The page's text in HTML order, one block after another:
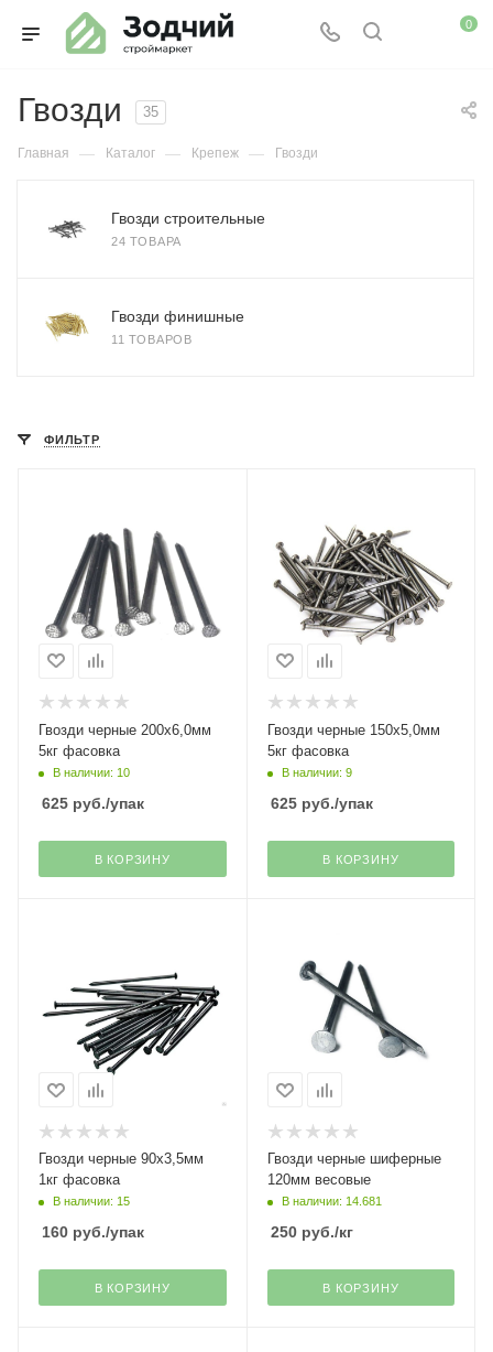
0
Гвозди 35
Главная — Каталог — Крепеж — Гвозди
Гвозди строительные
24 ТОВАРА
Гвозди финишные
11 ТОВАРОВ
ФИЛЬТР
Гвозди черные 200х6,0мм
5кг фасовка
В наличии: 10
625 руб./упак
В КОРЗИНУ
Гвозди черные 150х5,0мм
5кг фасовка
В наличии: 9
625руб./упак
В КОРЗИНУ
Гвозди черные 90х3,5мм
1кг фасовка
В наличии: 15
160 руб./упак
В КОРЗИНУ
Гвозди черные шиферные
120мм весовые
В наличии: 14.681
250руб./кг
В КОРЗИНУ